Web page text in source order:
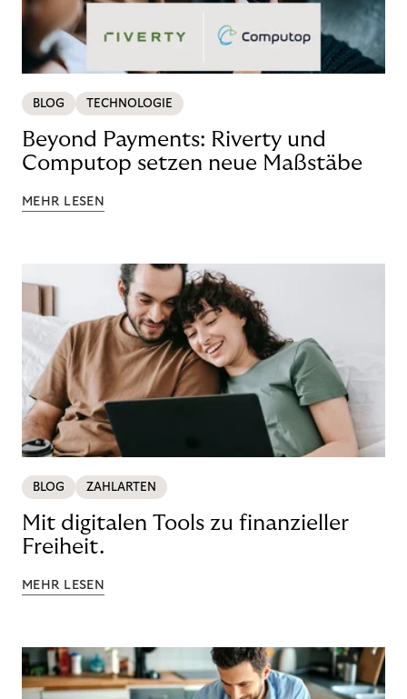
BLOG TECHNOLOGIE
Beyond Payments: Riverty und
Computop setzen neue Maßstäbe
MEHR LESEN
BLOG ZAHLARTEN
Mit digitalen Tools zu finanzieller
Freiheit.
MEHR LESEN